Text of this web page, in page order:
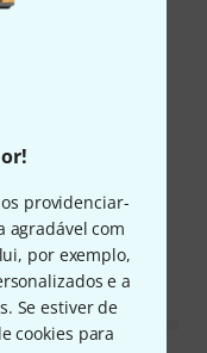
providenciar-
agradável com
por exemplo,
e a
Se estiver de
cookies para
and lightweight.
with the board
hands to pull the